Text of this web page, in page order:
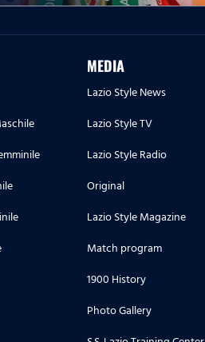
MEDIA
Lazio Style News
Lazio Style TV
Lazio Style Radio
Original
Lazio Style Magazine
Match program
1900 History
Photo Gallery